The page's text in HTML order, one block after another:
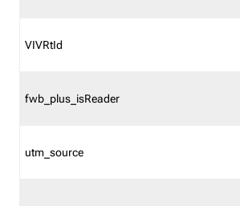
VIVRtId
fwb_plus_isReader
utm_source